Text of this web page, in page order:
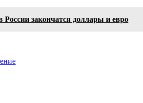
России закончатся доллары и евро